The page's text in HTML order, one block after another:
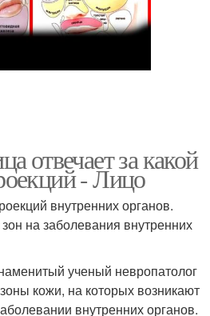
отвечает за какой
- Лицо
внутренних органов.
на заболевания внутренних
ученый невропатолог
кожи, на которых возникают
внутренних органов.